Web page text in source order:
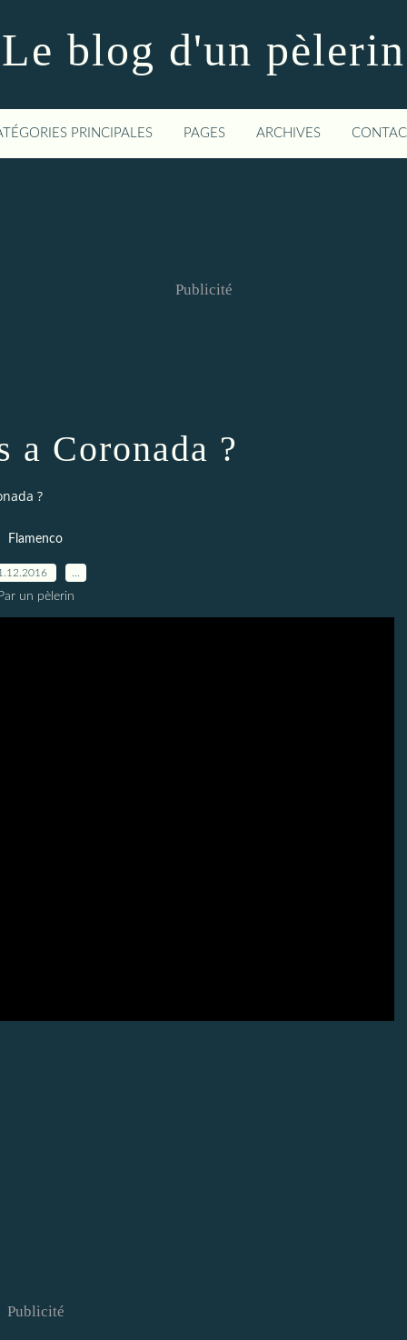
Le blog d'un pèlerin
PRINCIPALES PAGES ARCHIVES
Publicité
a Coronada ?
?
Flamenco
un pèlerin
Publicité